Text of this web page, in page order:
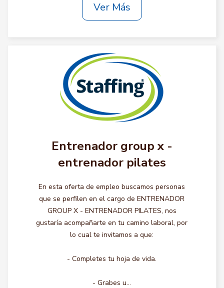
Ver Más
Entrenador group x -
entrenador pilates
En esta oferta de empleo buscamos personas
que se perfilen en el cargo de ENTRENADOR
GROUP X - ENTRENADOR PILATES, nos
gustaría acompañarte en tu camino laboral, por
lo cual te invitamos a que:
- Completes tu hoja de vida.
- Grabes u...